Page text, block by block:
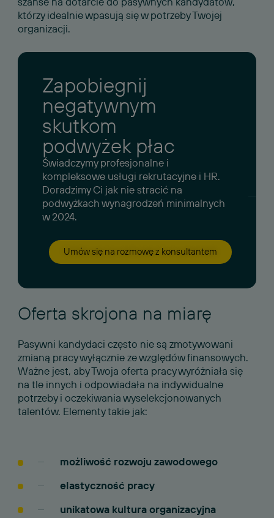
szanse na dotarcie do pasywnych kandydatów,
którzy idealnie wpasują się w potrzeby Twojej
organizacji.
Zapobiegnij
negatywnym
skutkom
podwyżek płac
Świadczymy profesjonalne i
kompleksowe usługi rekrutacyjne i HR.
Doradzimy Ci jak nie stracić na
podwyżkach wynagrodzeń minimalnych
w 2024.
Umów się na rozmowę z konsultantem
Oferta skrojona na miarę
Pasywni kandydaci często nie są zmotywowani
zmianą pracy wyłącznie ze względów finansowych.
Ważne jest, aby Twoja oferta pracy wyróżniała się
na tle innych i odpowiadała na indywidualne
potrzeby i oczekiwania wyselekcjonowanych
talentów. Elementy takie jak:
możliwość rozwoju zawodowego
elastyczność pracy
unikatowa kultura organizacyjna